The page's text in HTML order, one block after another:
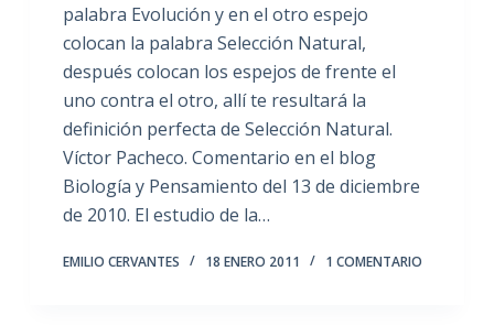
palabra Evolución y en el otro espejo
colocan la palabra Selección Natural,
después colocan los espejos de frente el
uno contra el otro, allí te resultará la
definición perfecta de Selección Natural.
Víctor Pacheco. Comentario en el blog
Biología y Pensamiento del 13 de diciembre
de 2010. El estudio de la…
EMILIO CERVANTES 18 ENERO 2011 1 COMENTARIO